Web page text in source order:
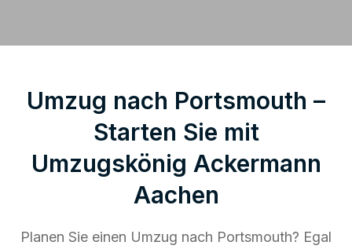
Umzug nach Portsmouth –
Starten Sie mit
Umzugskönig Ackermann
Aachen
Planen Sie einen Umzug nach Portsmouth? Egal